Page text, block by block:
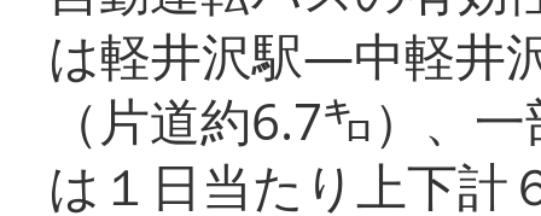
は軽井沢駅―中軽井
（片道約6.7㌔）、
は１日当たり上下計